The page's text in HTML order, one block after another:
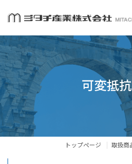
可変抵
トップページ 取扱商